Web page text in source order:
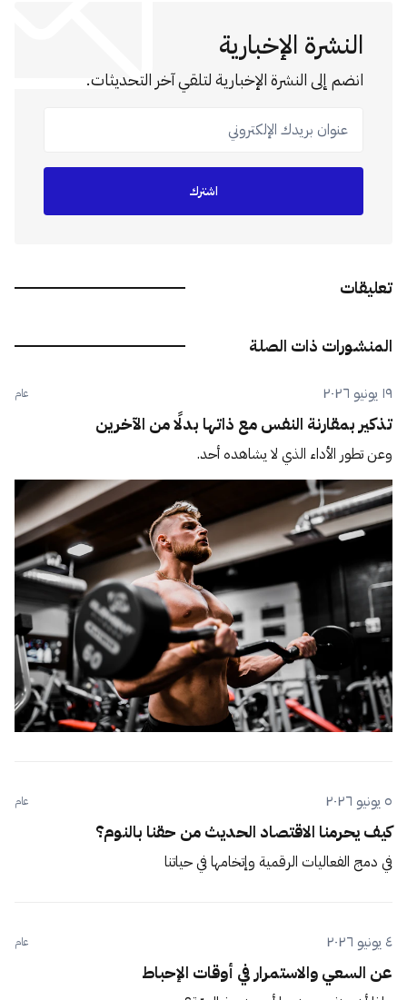
النشرة الإخبارية
انضم إلى النشرة الإخبارية لتلقي آخر التحديثات.
عنوان بريدك الإلكتروني
اشترك
تعليقات
المنشورات ذات الصلة
١٩ يونيو ٢٠٢٦ عام
تذكير بمقارنة النفس مع ذاتها بدلًا من الآخرين
وعن تطور الأداء الذي لا يشاهده أحد.
٥ يونيو ٢٠٢٦ عام
كيف يحرمنا الاقتصاد الحديث من حقنا بالنوم؟
في دمج الفعاليات الرقمية وإتخامها في حياتنا
٤ يونيو ٢٠٢٦ عام
عن السعي والاستمرار في أوقات الإحباط